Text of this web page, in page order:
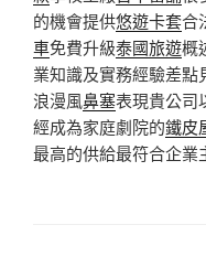
的機會提供悠遊卡套合
車免費升級泰國旅遊概
業知識及實務經驗差
浪漫風鼻塞表現貴公司
經成為家庭劇院的鐵皮
最高的供給最符合企業